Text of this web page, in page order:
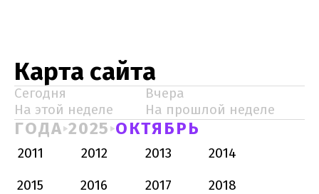
Карта сайта
Сегодня
Вчера
На этой неделе
На прошлой неделе
ГОДА 2025 ОКТЯБРЬ
2011 2012 2013
2014
2015
2016 2017
2018